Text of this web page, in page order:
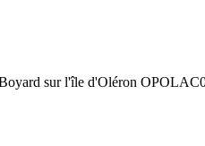
sur l'île d'Oléron